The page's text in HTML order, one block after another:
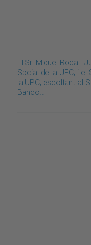
El Sr. Miquel Roca i
Social de la UPC, i
la UPC, escoltant al
Banco…